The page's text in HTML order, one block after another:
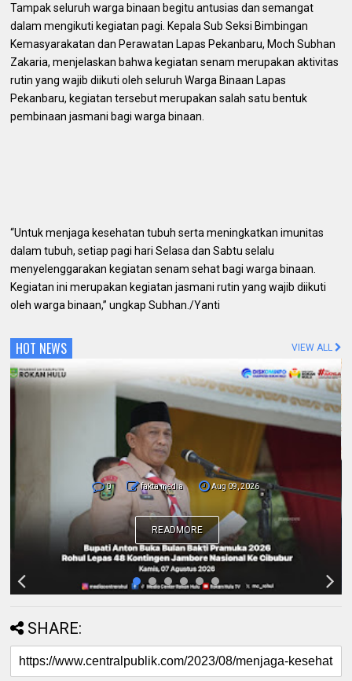
Tampak seluruh warga binaan begitu antusias dan semangat
dalam mengikuti kegiatan pagi. Kepala Sub Seksi Bimbingan
Kemasyarakatan dan Perawatan Lapas Pekanbaru, Moch Subhan
Zakaria, menjelaskan bahwa kegiatan senam merupakan aktivitas
rutin yang wajib diikuti oleh seluruh Warga Binaan Lapas
Pekanbaru, kegiatan tersebut merupakan salah satu bentuk
pembinaan jasmani bagi warga binaan.
“Untuk menjaga kesehatan tubuh serta meningkatkan imunitas
dalam tubuh, setiap pagi hari Selasa dan Sabtu selalu
menyelenggarakan kegiatan senam sehat bagi warga binaan.
Kegiatan ini merupakan kegiatan jasmani rutin yang wajib diikuti
oleh warga binaan,” ungkap Subhan./Yanti
HOT NEWS VIEW ALL
fakta media Aug 09, 2026
Pemda dan Polres Rokan Hulu Intens
Berkoordinasi untuk Penyusunan Perda
Lingkungan dan Penanaman Pohon Guna
Mendukung Program Green Policing
READMORE
SHARE: